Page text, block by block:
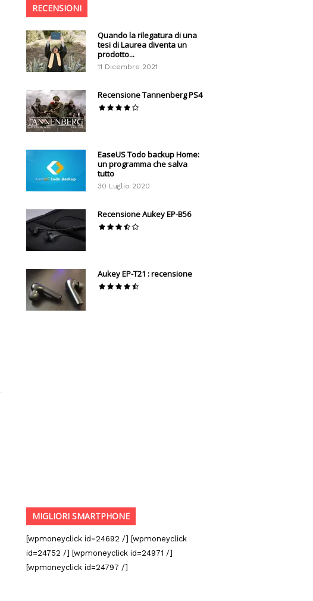
RECENSIONI
Quando la rilegatura di una
tesi di Laurea diventa un
prodotto...
11 Dicembre 2021
Recensione Tannenberg PS4
EaseUS Todo backup Home:
un programma che salva
tutto
30 Luglio 2020
Recensione Aukey EP-B56
Aukey EP-T21 : recensione
MIGLIORI SMARTPHONE
[wpmoneyclick id=24692 /] [wpmoneyclick
id=24752 /] [wpmoneyclick id=24971 /]
[wpmoneyclick id=24797 /]